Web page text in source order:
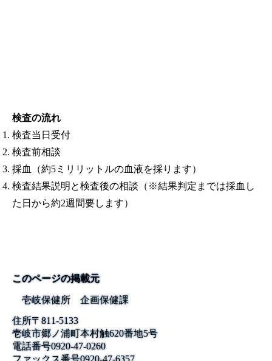
検査の流れ
検査当日受付
検査前相談
採血（約5ミリリットルの血液を採ります）
検査結果説明と検査後の相談（※結果判定までは採血し
た日から約2週間要します）
このページの掲載元
壱岐保健所 企画保健課
住所〒811-5133
壱岐市郷ノ浦町本村触620番地5号
電話番号0920-47-0260